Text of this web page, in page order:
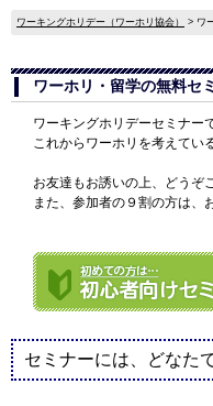
ワーキングホリデー（ワーホリ協会） > ワ
ワーホリ・留学の無料セ
ワーキングホリデーセミナー
これからワーホリを考えてい
お友達もお誘いの上、どうぞ
また、参加者の９割の方は、
セミナーには、どなた